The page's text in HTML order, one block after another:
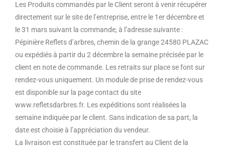
Les Produits commandés par le Client seront à venir récupérer
directement sur le site de l’entreprise, entre le 1er décembre et
le 31 mars suivant la commande, à l’adresse suivante :
Pépinière Reflets d’arbres, chemin de la grange 24580 PLAZAC
ou expédiés à partir du 2 décembre la semaine précisée par le
client en note de commande. Les retraits sur place se font sur
rendez-vous uniquement. Un module de prise de rendez-vous
est disponible sur la page contact du site
www.refletsdarbres.fr. Les expéditions sont réalisées la
semaine indiquée par le client. Sans indication de sa part, la
date est choisie à l’appréciation du vendeur.
La livraison est constituée par le transfert au Client de la